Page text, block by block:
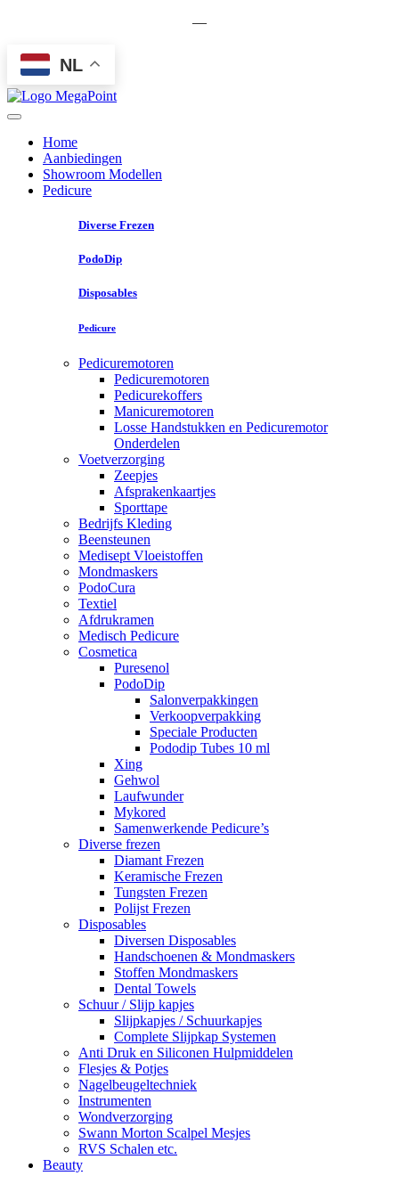
—
NL
Home
Aanbiedingen
Showroom Modellen
Pedicure
Diverse Frezen
PodoDip
Disposables
Pedicure
Pedicuremotoren
Pedicuremotoren
Pedicurekoffers
Manicuremotoren
Losse Handstukken en Pedicuremotor
Onderdelen
Voetverzorging
Zeepjes
Afsprakenkaartjes
Sporttape
Bedrijfs Kleding
Beensteunen
Medisept Vloeistoffen
Mondmaskers
PodoCura
Textiel
Afdrukramen
Medisch Pedicure
Cosmetica
Puresenol
PodoDip
Salonverpakkingen
Verkoopverpakking
Speciale Producten
Pododip Tubes 10 ml
Xing
Gehwol
Laufwunder
Mykored
Samenwerkende Pedicure’s
Diverse frezen
Diamant Frezen
Keramische Frezen
Tungsten Frezen
Polijst Frezen
Disposables
Diversen Disposables
Handschoenen & Mondmaskers
Stoffen Mondmaskers
Dental Towels
Schuur / Slijp kapjes
Slijpkapjes / Schuurkapjes
Complete Slijpkap Systemen
Anti Druk en Siliconen Hulpmiddelen
Flesjes & Potjes
Nagelbeugeltechniek
Instrumenten
Wondverzorging
Swann Morton Scalpel Mesjes
RVS Schalen etc.
Beauty